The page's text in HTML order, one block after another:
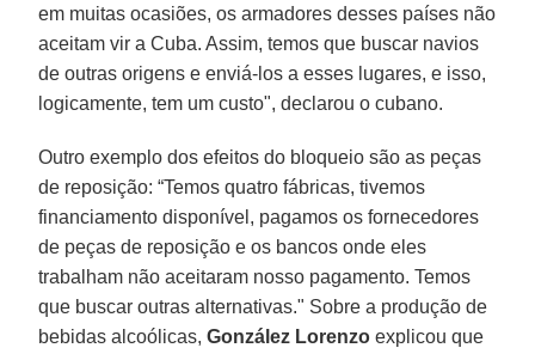
em muitas ocasiões, os armadores desses países não
aceitam vir a Cuba. Assim, temos que buscar navios
de outras origens e enviá-los a esses lugares, e isso,
logicamente, tem um custo", declarou o cubano.
Outro exemplo dos efeitos do bloqueio são as peças
de reposição: “Temos quatro fábricas, tivemos
financiamento disponível, pagamos os fornecedores
de peças de reposição e os bancos onde eles
trabalham não aceitaram nosso pagamento. Temos
que buscar outras alternativas." Sobre a produção de
bebidas alcoólicas,González Lorenzo explicou que